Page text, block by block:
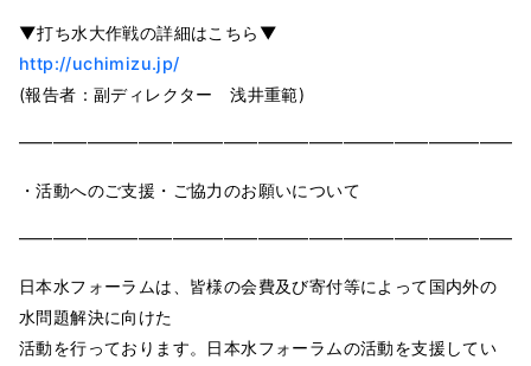
▼打ち水大作戦の詳細はこちら▼
http://uchimizu.jp/
(報告者：副ディレクター 浅井重範)
・活動へのご支援・ご協力のお願いについて
日本水フォーラムは、皆様の会費及び寄付等によって国内外の
水問題解決に向けた
活動を行っております。日本水フォーラムの活動を支援してい